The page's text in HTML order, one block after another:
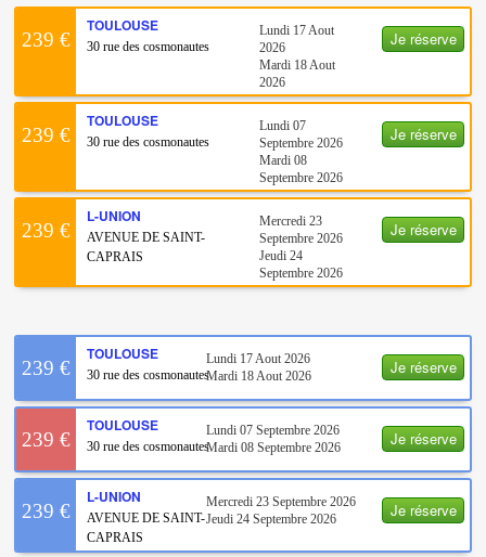
Je réserve
239 €
TOULOUSE
30 rue des cosmonautes
Lundi 17 Aout
2026
Mardi 18 Aout
2026
Je réserve
239 €
TOULOUSE
30 rue des cosmonautes
Lundi 07
Septembre 2026
Mardi 08
Septembre 2026
Je réserve
239 €
L-UNION
AVENUE DE SAINT-
CAPRAIS
Mercredi 23
Septembre 2026
Jeudi 24
Septembre 2026
Je réserve
239 €
TOULOUSE
30 rue des cosmonautes
Lundi 17 Aout 2026
Mardi 18 Aout 2026
Je réserve
239 €
TOULOUSE
30 rue des cosmonautes
Lundi 07 Septembre 2026
Mardi 08 Septembre 2026
Je réserve
239 €
L-UNION
AVENUE DE SAINT-
CAPRAIS
Mercredi 23 Septembre 2026
Jeudi 24 Septembre 2026